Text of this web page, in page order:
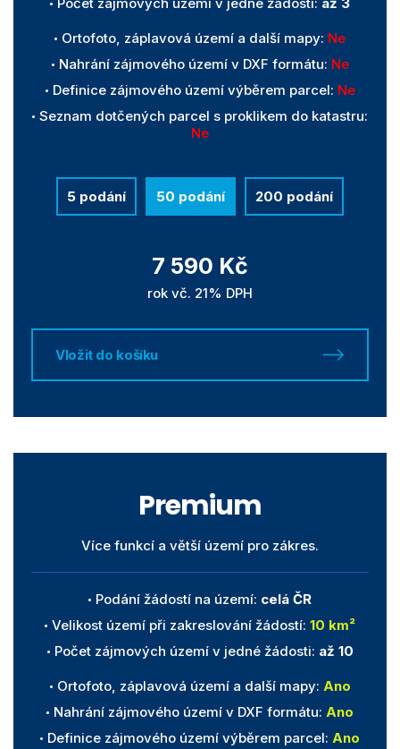
Ortofoto, záplavová území a další mapy: Ne
Nahrání zájmového území v DXF formátu: Ne
Definice zájmového území výběrem parcel: Ne
Seznam dotčených parcel s proklikem do katastru:
Ne
5 podání 50 podání 200 podání
7 590 Kč
rok vč. 21% DPH
Vložit do košíku
Premium
Více funkcí a větší území pro zákres.
Podání žádostí na území: celá ČR
Velikost území při zakreslování žádostí: 10 km²
Počet zájmových území v jedné žádosti: až 10
Ortofoto, záplavová území a další mapy: Ano
Nahrání zájmového území v DXF formátu: Ano
Definice zájmového území výběrem parcel: Ano